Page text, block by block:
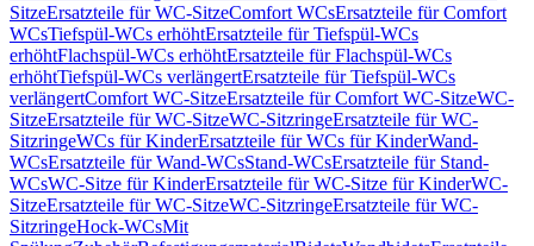
SitzeErsatzteile für WC-SitzeComfort WCsErsatzteile für Comfort
WCsTiefspül-WCs erhöhtErsatzteile für Tiefspül-WCs
erhöhtFlachspül-WCs erhöhtErsatzteile für Flachspül-WCs
erhöhtTiefspül-WCs verlängertErsatzteile für Tiefspül-WCs
verlängertComfort WC-SitzeErsatzteile für Comfort WC-SitzeWC-
SitzeErsatzteile für WC-SitzeWC-SitzringeErsatzteile für WC-
SitzringeWCs für KinderErsatzteile für WCs für KinderWand-
WCsErsatzteile für Wand-WCsStand-WCsErsatzteile für Stand-
WCsWC-Sitze für KinderErsatzteile für WC-Sitze für KinderWC-
SitzeErsatzteile für WC-SitzeWC-SitzringeErsatzteile für WC-
SitzringeHock-WCsMit